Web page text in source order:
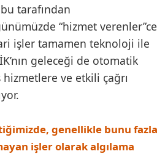
tarafından
“hizmet verenler”ce
işler tamamen teknoloji ile
geleceği de otomatik
ve etkili çağrı
genellikle bunu fazla
işler olarak algılama